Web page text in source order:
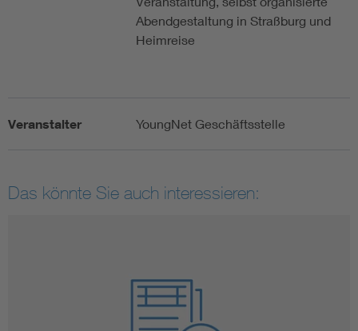
Abendgestaltung in Straßburg und
Heimreise
Veranstalter YoungNet Geschäftsstelle
Das könnte Sie auch interessieren: